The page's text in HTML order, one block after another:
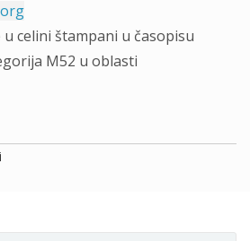
celini štampani u časopisu
M52 u oblasti